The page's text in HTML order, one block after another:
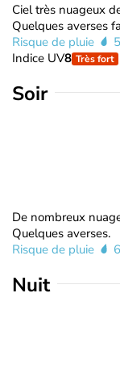
Ciel très nuageux
Quelques averses
Risque de pluie
Indice UV8 Très fort
Soir
De nombreux
Quelques averses.
Risque de pluie
Nuit